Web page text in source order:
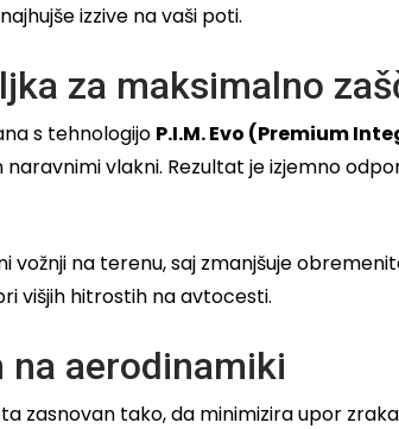
izzive na vaši poti.
za maksimalno
s tehnologijo P.I.M. Evo (Premium
vlakni. Rezultat je izjemno
na terenu, saj zmanjšuje
višjih hitrostih na avtocesti.
aerodinamiki
ta zasnovan tako, da minimizira upor